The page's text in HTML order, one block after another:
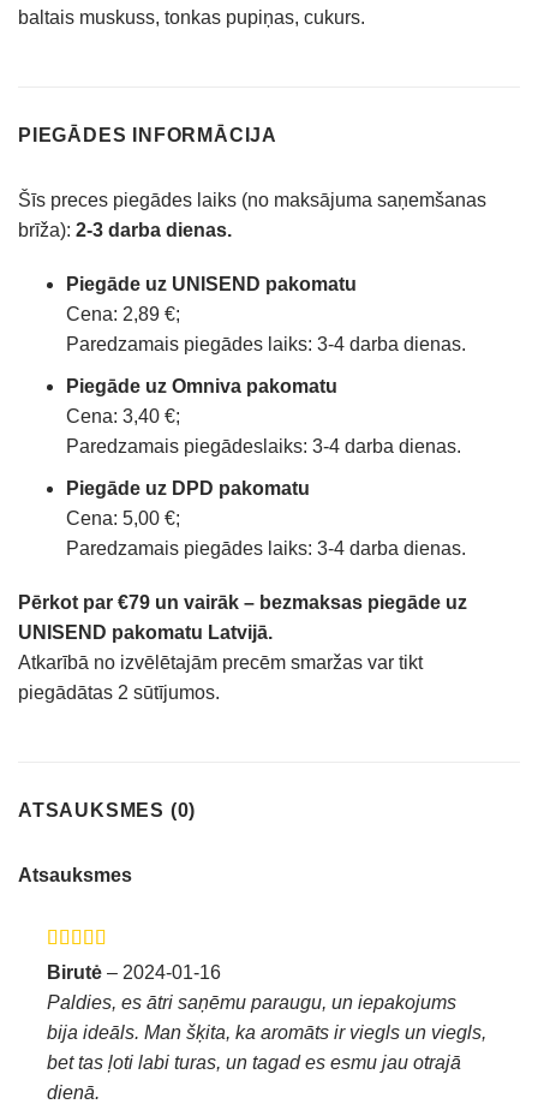
baltais muskuss, tonkas pupiņas, cukurs.
PIEGĀDES INFORMĀCIJA
Šīs preces piegādes laiks (no maksājuma saņemšanas
brīža): 2-3 darba dienas.
Piegāde uz UNISEND pakomatu
Cena: 2,89 €;
Paredzamais piegādes laiks: 3-4 darba dienas.
Piegāde uz Omniva pakomatu
Cena: 3,40 €;
Paredzamais piegādeslaiks: 3-4 darba dienas.
Piegāde uz DPD pakomatu
Cena: 5,00 €;
Paredzamais piegādes laiks: 3-4 darba dienas.
Pērkot par €79 un vairāk – bezmaksas piegāde uz
UNISEND pakomatu Latvijā.
Atkarībā no izvēlētajām precēm smaržas var tikt
piegādātas 2 sūtījumos.
ATSAUKSMES (0)
Atsauksmes
Novērtēts ar
5no 5
Birutė – 2024-01-16
Paldies, es ātri saņēmu paraugu, un iepakojums
bija ideāls. Man šķita, ka aromāts ir viegls un viegls,
bet tas ļoti labi turas, un tagad es esmu jau otrajā
dienā.